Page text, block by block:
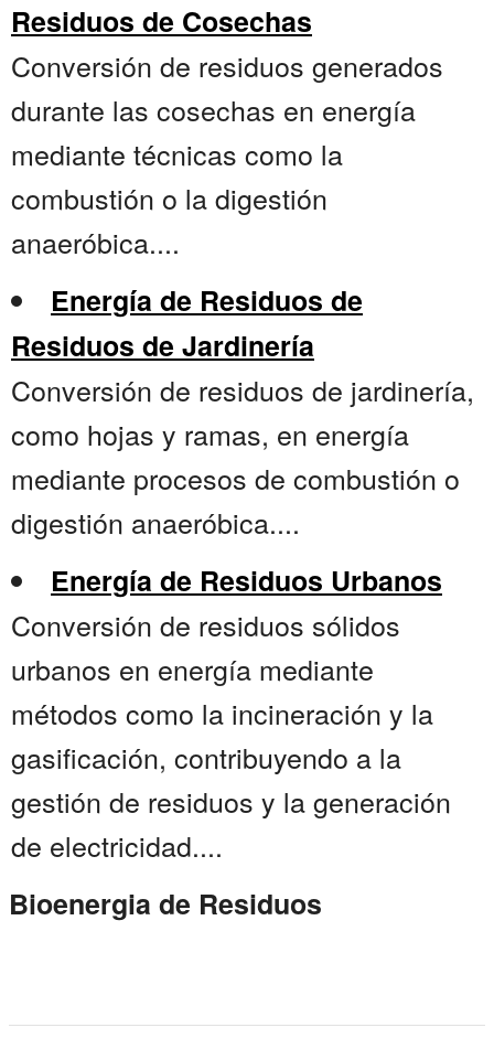
Residuos de Cosechas
Conversión de residuos generados
durante las cosechas en energía
mediante técnicas como la
combustión o la digestión
anaeróbica....
Energía de Residuos de
Residuos de Jardinería
Conversión de residuos de jardinería,
como hojas y ramas, en energía
mediante procesos de combustión o
digestión anaeróbica....
Energía de Residuos Urbanos
Conversión de residuos sólidos
urbanos en energía mediante
métodos como la incineración y la
gasificación, contribuyendo a la
gestión de residuos y la generación
de electricidad....
Bioenergia de Residuos